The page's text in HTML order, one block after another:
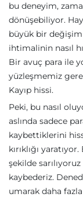
bu deneyim,
dönüşebiliyor.
büyük bir
ihtimalinin nasıl
Bir avuç para ile
yüzleşmemiz
Kayıp hissi.
Peki, bu nasıl
aslında sadece
kaybettiklerini
kırıklığı
şekilde
kaybederiz.
umarak daha